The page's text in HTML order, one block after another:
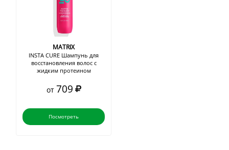
MATRIX
INSTA CURE Шампунь для
восстановления волос с
жидким протеином
от 709
Посмотреть